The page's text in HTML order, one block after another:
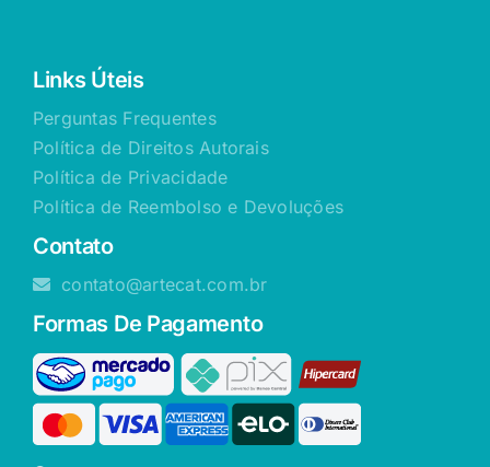
Links Úteis
Perguntas Frequentes
Política de Direitos Autorais
Política de Privacidade
Política de Reembolso e Devoluções
Contato
contato@artecat.com.br
Formas De Pagamento